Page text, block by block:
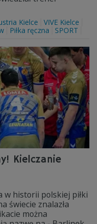
Kielce
VIVE Kielce
Piłka ręczna SPORT
Kielczanie
w historii polskiej piłki
świecie znalazła
można